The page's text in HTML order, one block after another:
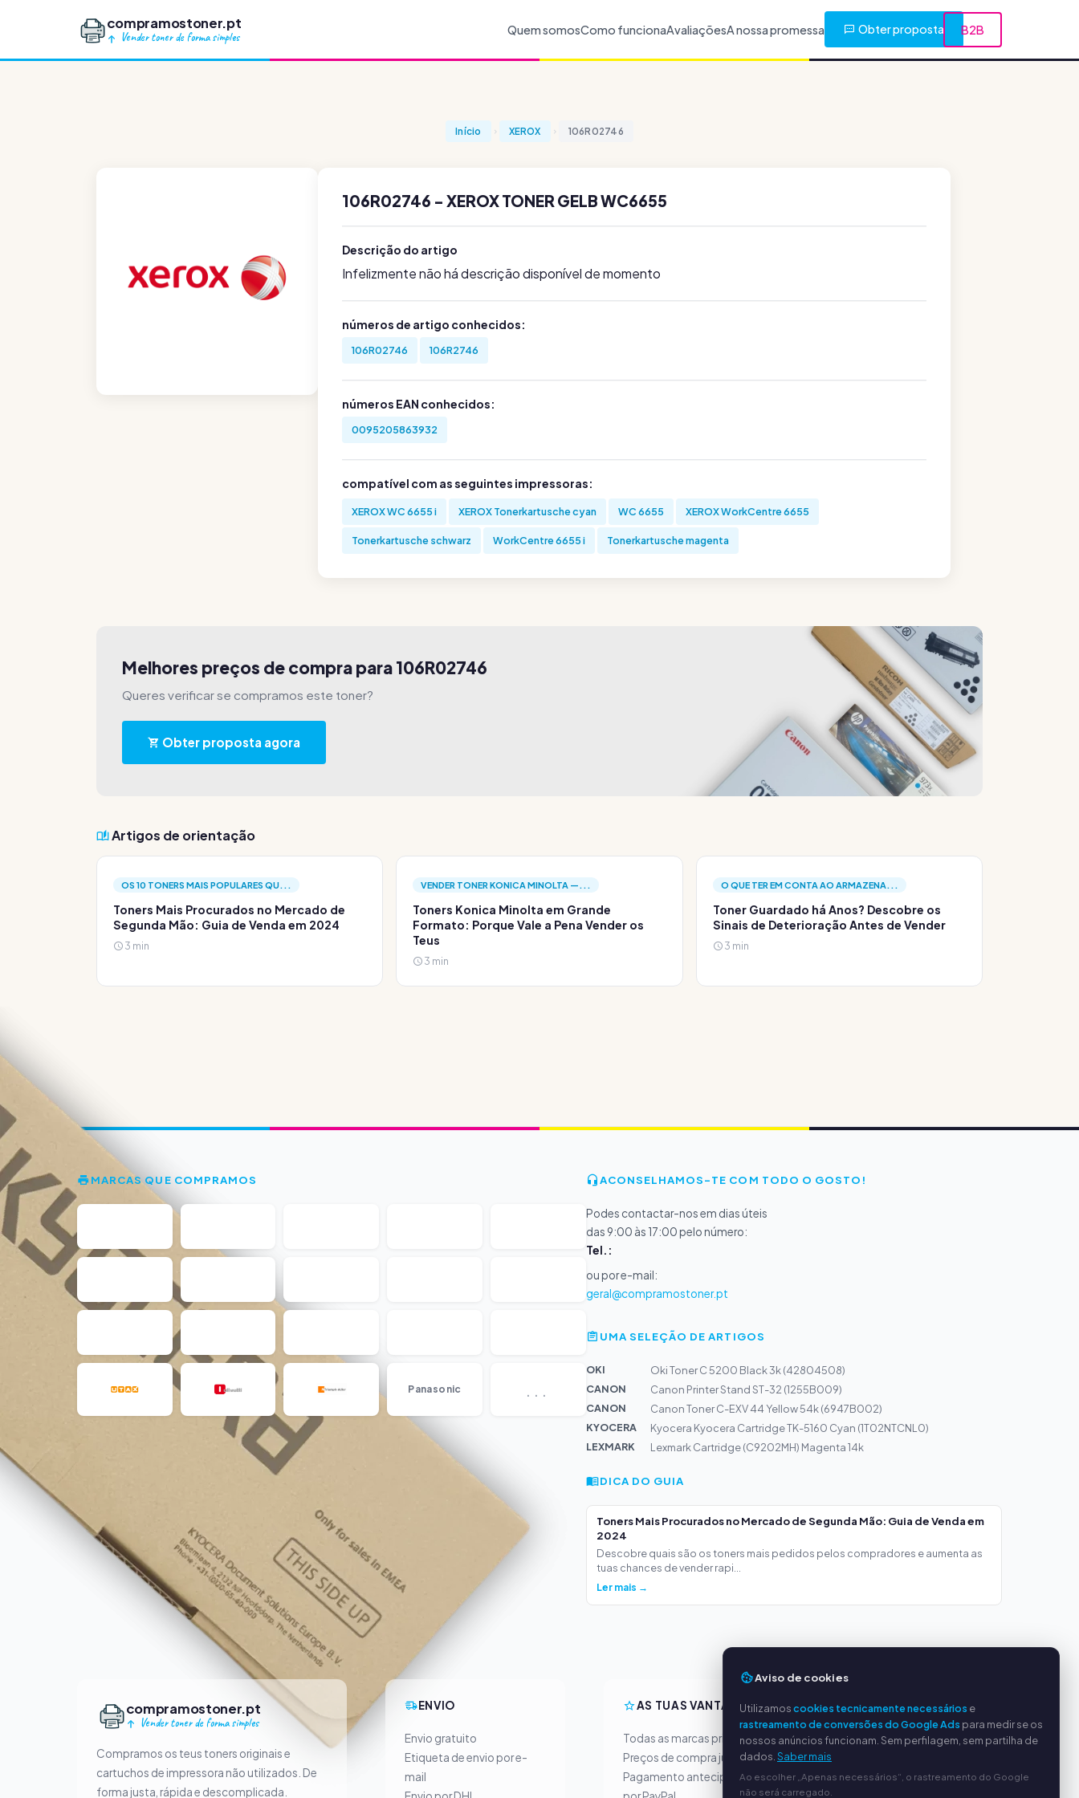
compramostoner.pt
Vender toner de forma simples
Quem somosComo funcionaAvaliaçõesA nossa promessa Obter proposta B2B
Início XEROX 106R02746
106R02746 - XEROX TONER GELB WC6655
Descrição do artigo
Infelizmente não há descrição disponível de momento
números de artigo conhecidos:
106R02746 106R2746
números EAN conhecidos:
0095205863932
compatível com as seguintes impressoras:
XEROX WC 6655 i XEROX Tonerkartusche cyan WC 6655 XEROX WorkCentre 6655
Tonerkartusche schwarz WorkCentre 6655 i Tonerkartusche magenta
Melhores preços de compra para 106R02746
Queres verificar se compramos este toner?
Obter proposta agora
Artigos de orientação
OS 10 TONERS MAIS POPULARES QU...
Toners Mais Procurados no Mercado de
Segunda Mão: Guia de Venda em 2024
3 min
VENDER TONER KONICA MINOLTA —...
Toners Konica Minolta em Grande
Formato: Porque Vale a Pena Vender os
Teus
3 min
O QUE TER EM CONTA AO ARMAZENA...
Toner Guardado há Anos? Descobre os
Sinais de Deterioração Antes de Vender
3 min
MARCAS QUE COMPRAMOS
Panasonic ...
ACONSELHAMOS-TE COM TODO O GOSTO!
Podes contactar-nos em dias úteis
das 9:00 às 17:00 pelo número:
Tel.:
ou por e-mail:
geral@compramostoner.pt
UMA SELEÇÃO DE ARTIGOS
OKI
Oki Toner C 5200 Black 3k (42804508)
CANON
Canon Printer Stand ST-32 (1255B009)
CANON
Canon Toner C-EXV 44 Yellow 54k (6947B002)
KYOCERA
Kyocera Kyocera Cartridge TK-5160 Cyan (1T02NTCNL0)
LEXMARK
Lexmark Cartridge (C9202MH) Magenta 14k
DICA DO GUIA
Toners Mais Procurados no Mercado de Segunda Mão: Guia de Venda em
2024
Descobre quais são os toners mais pedidos pelos compradores e aumenta as
tuas chances de vender rapi...
Ler mais →
compramostoner.pt
Vender toner de forma simples
Compramos os teus toners originais e
cartuchos de impressora não utilizados. De
forma justa, rápida e descomplicada.
ENVIO
Envio gratuito
Etiqueta de envio por e-
mail
AS TUAS VANTAGENS
Todas as marcas principais
Preços de compra justos
Pagamento antecipado
SERVIÇO
Sobre nós
Dados da empresa
Aviso de cookies
Utilizamoscookies tecnicamente necessários e
rastreamento de conversões do Google Ads para medir se os
nossos anúncios funcionam. Sem perfilagem, sem partilha de
dados. Saber mais
Ao escolher „Apenas necessários“, o rastreamento do Google
não será carregado.